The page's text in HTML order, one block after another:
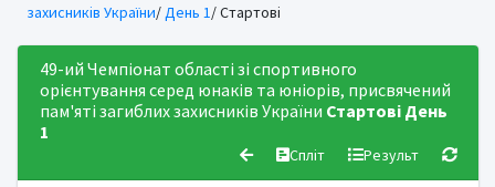
захисників України/День 1/ Стартові
49-ий Чемпіонат області зі спортивного
орієнтування серед юнаків та юніорів, присвячений
пам'яті загиблих захисників України Стартові День
1
Спліт Результ